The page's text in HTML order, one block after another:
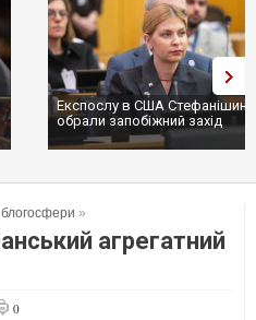
Експослу в США
обрали запобіжний захід
»
агрегатний
0